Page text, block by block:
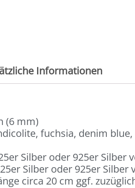
Informationen
(6 mm)
fuchsia, denim
Silber oder 925er Silber
Silber oder 925er Silber
circa 20 cm ggf.